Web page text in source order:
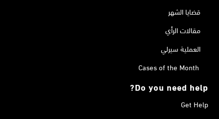
قضايا الشهر
مقالات الرأي
العملية سيرلي
Cases of the Month
Do you need help?
Get Help